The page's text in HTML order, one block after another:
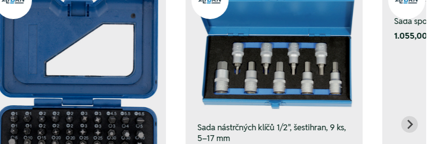
Sada nástrčných klíčů 1/2", šestihran, 9 ks,
5–17 mm
Sada
1.055,00